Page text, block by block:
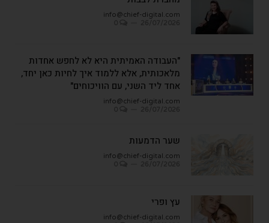
info@chief-digital.com
"העבודה האמיתית היא לא לחפש אחדות
מלאכותית, אלא ללמוד איך לחיות כאן יחד,
אחד ליד השני, עם הוויכוחים"
info@chief-digital.com
שער הדמעות
info@chief-digital.com
עץ ופרי
info@chief-digital.com